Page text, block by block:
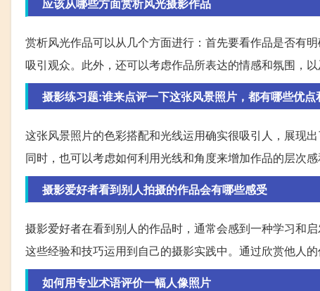
赏析风光作品可以从几个方面进行：首先要看作品是否有
吸引观众。此外，还可以考虑作品所表达的情感和氛围，
摄影练习题:谁来点评一下这张风景照片，都有哪些优点
这张风景照片的色彩搭配和光线运用确实很吸引人，展现
同时，也可以考虑如何利用光线和角度来增加作品的层次感
摄影爱好者看到别人拍摄的作品会有哪些感受
摄影爱好者在看到别人的作品时，通常会感到一种学习和
这些经验和技巧运用到自己的摄影实践中。通过欣赏他人的
如何用专业术语评价一幅人像照片